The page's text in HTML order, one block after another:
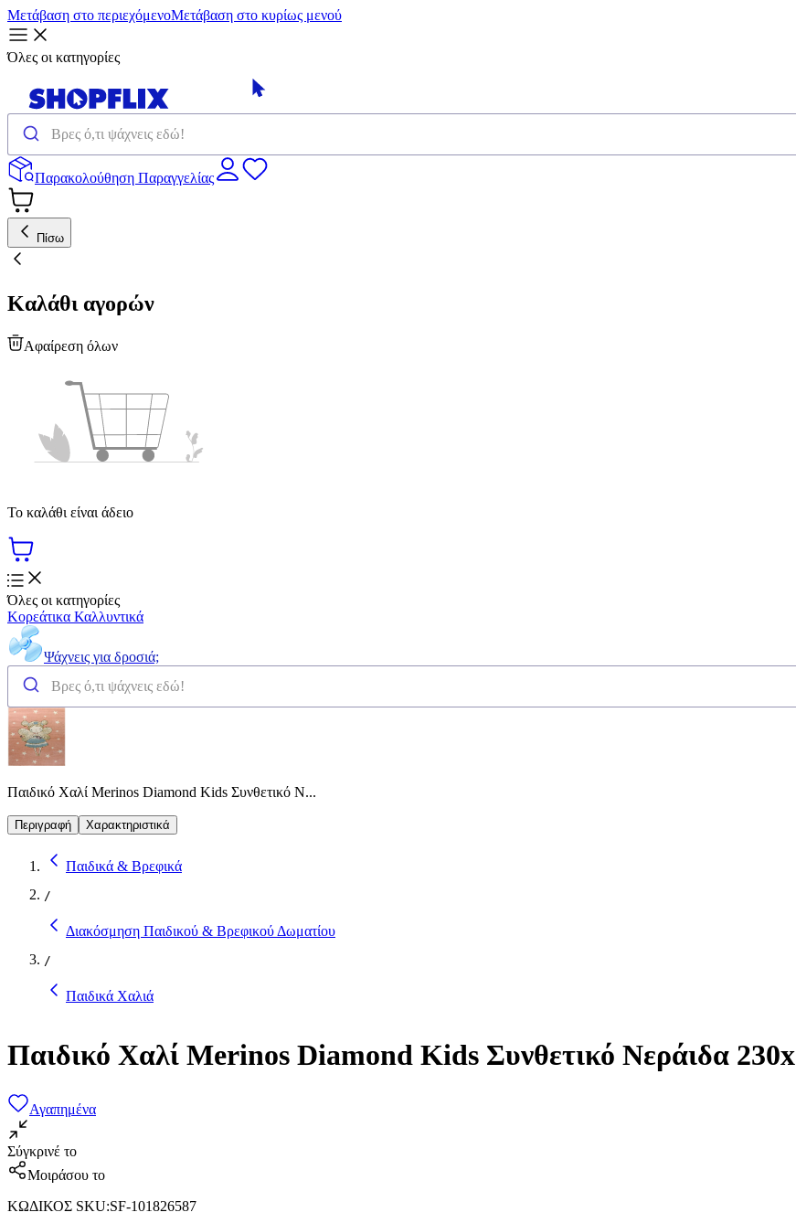
Μετάβαση στο περιεχόμενοΜετάβαση στο κυρίως μενού
Όλες οι κατηγορίες
Παρακολούθηση Παραγγελίας
Πίσω
Καλάθι αγορών
Αφαίρεση όλων
Το καλάθι είναι άδειο
Όλες οι κατηγορίες
Κορεάτικα Καλλυντικά
Ψάχνεις για δροσιά;
Παιδικό Χαλί Merinos Diamond Kids Συνθετικό Ν...
Περιγραφή Χαρακτηριστικά
Παιδικά & Βρεφικά
/
Διακόσμηση Παιδικού & Βρεφικού Δωματίου
/
Παιδικά Χαλιά
Παιδικό Χαλί Merinos Diamond Kids Συνθετικό Νεράιδα
Αγαπημένα
Σύγκρινέ το
Μοιράσου το
ΚΩΔΙΚΟΣ SKU:SF-101826587